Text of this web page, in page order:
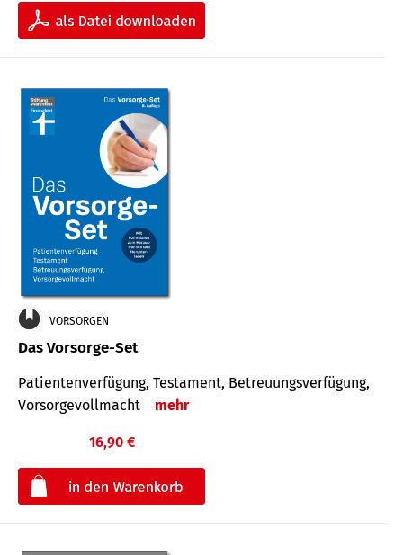
VORSORGEN
Das Vorsorge-Set
Patienten­ver­fügung, Testa­ment, Be­treuungs­verfü­gung,
Vor­sorge­voll­macht
mehr
16,90 €